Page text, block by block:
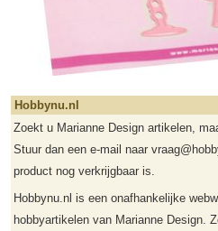
Hobbynu.nl
Zoekt u Marianne Design artikelen,
Stuur dan een e-mail naar
product nog verkrijgbaar is.
Hobbynu.nl is een onafhankelijke
hobbyartikelen van Marianne Design.